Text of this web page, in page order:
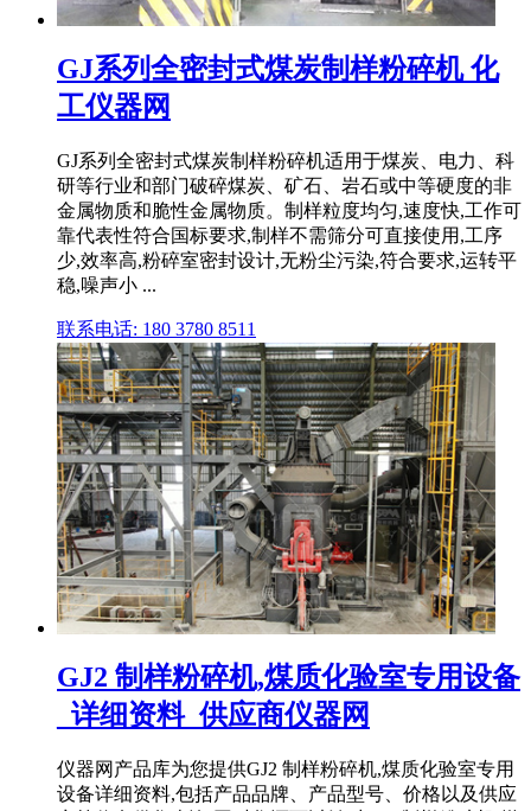
GJ系列全密封式煤炭制样粉碎机 化
工仪器网
GJ系列全密封式煤炭制样粉碎机适用于煤炭、电力、科
研等行业和部门破碎煤炭、矿石、岩石或中等硬度的非
金属物质和脆性金属物质。制样粒度均匀,速度快,工作可
靠代表性符合国标要求,制样不需筛分可直接使用,工序
少,效率高,粉碎室密封设计,无粉尘污染,符合要求,运转平
稳,噪声小 ...
联系电话: 180 3780 8511
GJ2 制样粉碎机,煤质化验室专用设备
_详细资料_供应商仪器网
仪器网产品库为您提供GJ2 制样粉碎机,煤质化验室专用
设备详细资料,包括产品品牌、产品型号、价格以及供应